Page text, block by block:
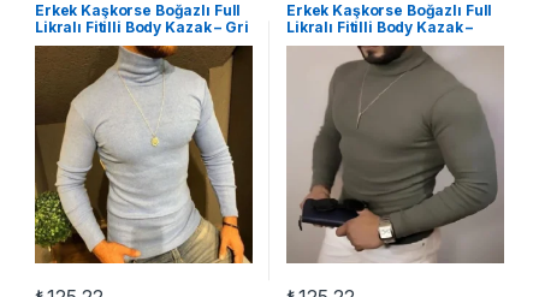
Erkek Kaşkorse Boğazlı Full
Likralı Fitilli Body Kazak – Gri
Erkek Kaşkorse Boğazlı Full
Likralı Fitilli Body Kazak –
Haki